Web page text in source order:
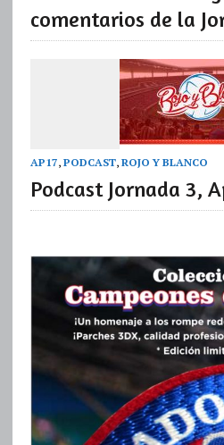
comentarios de la
AP17, PODCAST, ROJO Y BLANCO
Podcast Jornada 3,